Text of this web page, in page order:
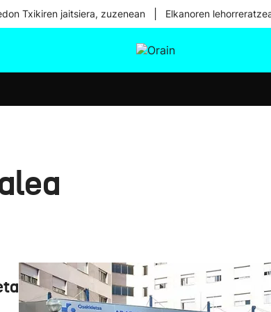
Txikiren jaitsiera, zuzenean Elkanoren